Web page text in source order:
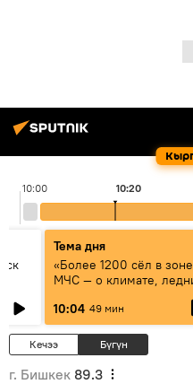
10:00 10:20
Тема дня
«Более 1200 сёл в
МЧС — о климате,
населения
10:04 49 мин
Кечээ Бүгүн
г. Бишкек 89.3